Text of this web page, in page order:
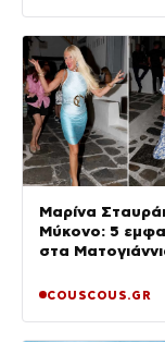
Μαρίνα
Μύκονο: 5
στα
COUSCOUS.GR